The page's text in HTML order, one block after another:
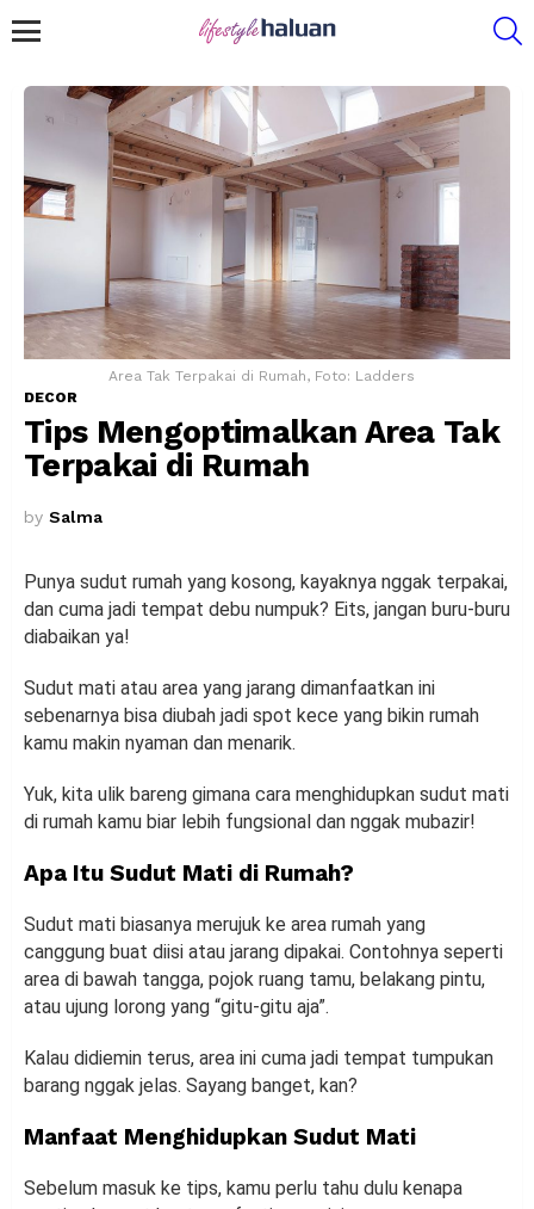
Area Tak Terpakai di Rumah, Foto: Ladders
DECOR
Tips Mengoptimalkan Area Tak
Terpakai di Rumah
by Salma
Punya sudut rumah yang kosong, kayaknya nggak terpakai,
dan cuma jadi tempat debu numpuk? Eits, jangan buru-buru
diabaikan ya!
Sudut mati atau area yang jarang dimanfaatkan ini
sebenarnya bisa diubah jadi spot kece yang bikin rumah
kamu makin nyaman dan menarik.
Yuk, kita ulik bareng gimana cara menghidupkan sudut mati
di rumah kamu biar lebih fungsional dan nggak mubazir!
Apa Itu Sudut Mati di Rumah?
Sudut mati biasanya merujuk ke area rumah yang
canggung buat diisi atau jarang dipakai. Contohnya seperti
area di bawah tangga, pojok ruang tamu, belakang pintu,
atau ujung lorong yang “gitu-gitu aja”.
Kalau didiemin terus, area ini cuma jadi tempat tumpukan
barang nggak jelas. Sayang banget, kan?
Manfaat Menghidupkan Sudut Mati
Sebelum masuk ke tips, kamu perlu tahu dulu kenapa